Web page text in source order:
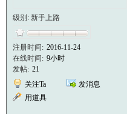
级别: 新手上路
注册时间: 2016-11-24
在线时间: 9小时
发帖: 21
关注Ta
发消息
用道具